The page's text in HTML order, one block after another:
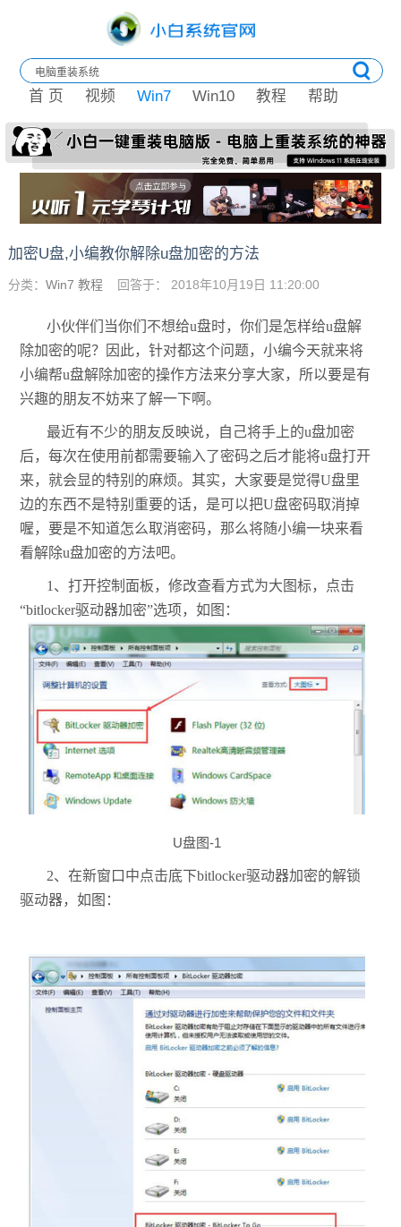
首 页 视频 Win7 Win10 教程 帮助
加密U盘,小编教你解除u盘加密的方法
分类： Win7 教程 回答于： 2018年10月19日 11:20:00
小伙伴们当你们不想给u盘时，你们是怎样给u盘解
除加密的呢？因此，针对都这个问题，小编今天就来将
小编帮u盘解除加密的操作方法来分享大家，所以要是有
兴趣的朋友不妨来了解一下啊。
最近有不少的朋友反映说，自己将手上的u盘加密
后，每次在使用前都需要输入了密码之后才能将u盘打开
来，就会显的特别的麻烦。其实，大家要是觉得U盘里
边的东西不是特别重要的话，是可以把U盘密码取消掉
喔，要是不知道怎么取消密码，那么将随小编一块来看
看解除u盘加密的方法吧。
1、打开控制面板，修改查看方式为大图标，点击
“bitlocker驱动器加密”选项，如图：
U盘图-1
2、在新窗口中点击底下bitlocker驱动器加密的解锁
驱动器，如图：